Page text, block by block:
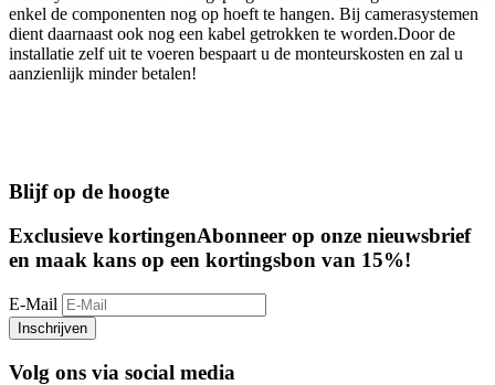
enkel de componenten nog op hoeft te hangen. Bij camerasystemen
dient daarnaast ook nog een kabel getrokken te worden.Door de
installatie zelf uit te voeren bespaart u de monteurskosten en zal u
aanzienlijk minder betalen!
Blijf op de hoogte
Exclusieve kortingenAbonneer op onze nieuwsbrief
en maak kans op een kortingsbon van 15%!
E-Mail
Inschrijven
Volg ons via social media